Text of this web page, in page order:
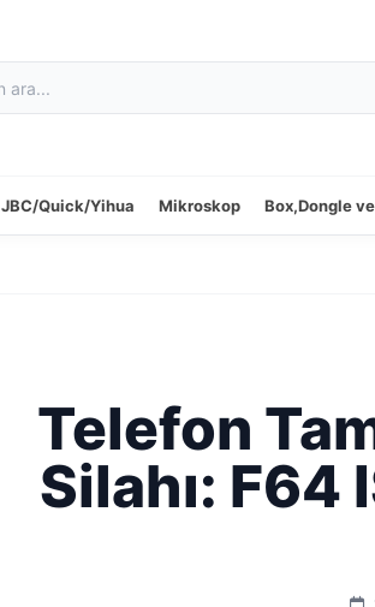
JBC/Quick/Yihua Mikroskop Box,Dongle
Telefon
Silahı: F64